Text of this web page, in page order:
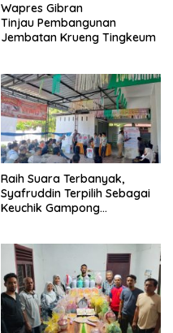
Wapres Gibran
Tinjau Pembangunan
Jembatan Krueng Tingkeum
Raih Suara Terbanyak,
Syafruddin Terpilih Sebagai
Keuchik Gampong